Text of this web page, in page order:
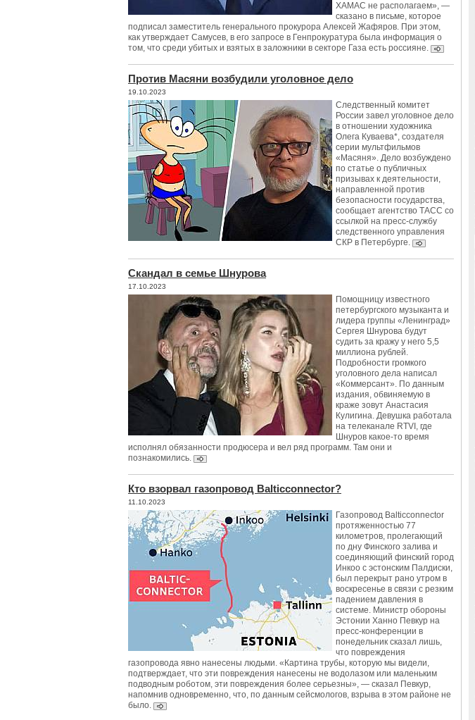
ХАМАС не располагаем», —
сказано в письме, которое
подписал заместитель генерального прокурора Алексей Жафяров. При этом,
как утверждает Самусев, в его запросе в Генпрокуратура была информация о
том, что среди убитых и взятых в заложники в секторе Газа есть россияне.
Против Масяни возбудили уголовное дело
19.10.2023
Следственный комитет
России завел уголовное дело
в отношении художника
Олега Куваева*, создателя
серии мультфильмов
«Масяня». Дело возбуждено
по статье о публичных
призывах к деятельности,
направленной против
безопасности государства,
сообщает агентство ТАСС со
ссылкой на пресс-службу
следственного управления
СКР в Петербурге.
Скандал в семье Шнурова
17.10.2023
Помощницу известного
петербургского музыканта и
лидера группы «Ленинград»
Сергея Шнурова будут
судить за кражу у него 5,5
миллиона рублей.
Подробности громкого
уголовного дела написал
«Коммерсант». По данным
издания, обвиняемую в
краже зовут Анастасия
Кулигина. Девушка работала
на телеканале RTVI, где
Шнуров какое-то время
исполнял обязанности продюсера и вел ряд программ. Там они и
познакомились.
Кто взорвал газопровод Balticconnector?
11.10.2023
Газопровод Balticconnector
протяженностью 77
километров, пролегающий
по дну Финского залива и
соединяющий финский город
Инкоо с эстонским Палдиски,
был перекрыт рано утром в
воскресенье в связи с резким
падением давления в
системе. Министр обороны
Эстонии Ханно Певкур на
пресс-конференции в
понедельник сказал лишь,
что повреждения
газопровода явно нанесены людьми. «Картина трубы, которую мы видели,
подтверждает, что эти повреждения нанесены не водолазом или маленьким
подводным роботом, эти повреждения более серьезны», — сказал Певкур,
напомнив одновременно, что, по данным сейсмологов, взрыва в этом районе не
было.